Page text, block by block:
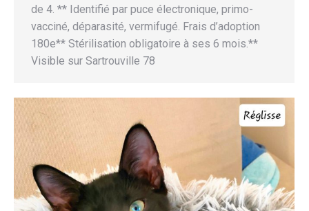
de 4. ** Identifié par puce électronique, primo-
vacciné, déparasité, vermifugé. Frais d’adoption
180e** Stérilisation obligatoire à ses 6 mois.**
Visible sur Sartrouville 78